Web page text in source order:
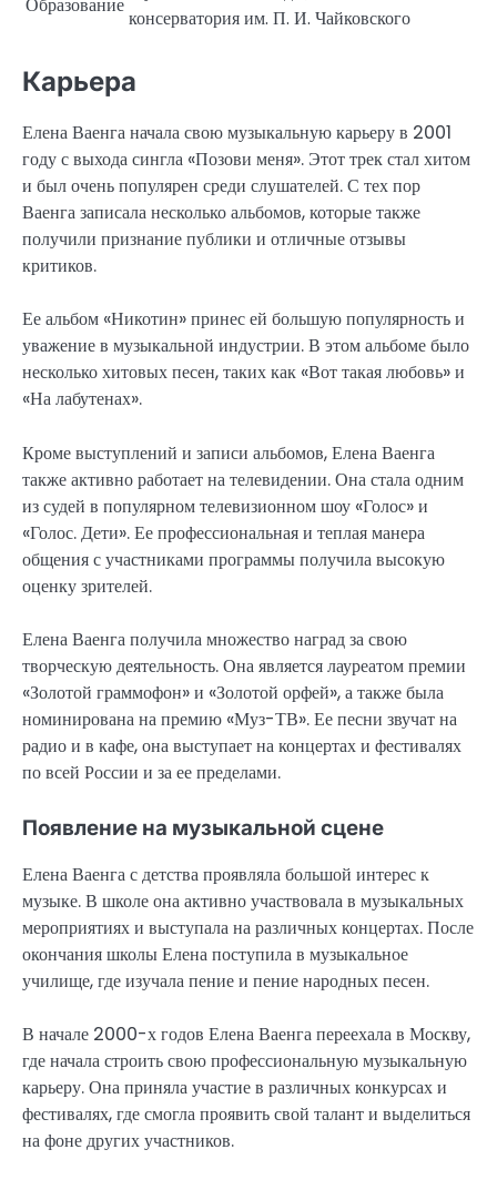
Образование
консерватория им. П. И. Чайковского
Карьера
Елена Ваенга начала свою музыкальную карьеру в 2001
году с выхода сингла «Позови меня». Этот трек стал хитом
и был очень популярен среди слушателей. С тех пор
Ваенга записала несколько альбомов, которые также
получили признание публики и отличные отзывы
критиков.
Ее альбом «Никотин» принес ей большую популярность и
уважение в музыкальной индустрии. В этом альбоме было
несколько хитовых песен, таких как «Вот такая любовь» и
«На лабутенах».
Кроме выступлений и записи альбомов, Елена Ваенга
также активно работает на телевидении. Она стала одним
из судей в популярном телевизионном шоу «Голос» и
«Голос. Дети». Ее профессиональная и теплая манера
общения с участниками программы получила высокую
оценку зрителей.
Елена Ваенга получила множество наград за свою
творческую деятельность. Она является лауреатом премии
«Золотой граммофон» и «Золотой орфей», а также была
номинирована на премию «Муз-ТВ». Ее песни звучат на
радио и в кафе, она выступает на концертах и фестивалях
по всей России и за ее пределами.
Появление на музыкальной сцене
Елена Ваенга с детства проявляла большой интерес к
музыке. В школе она активно участвовала в музыкальных
мероприятиях и выступала на различных концертах. После
окончания школы Елена поступила в музыкальное
училище, где изучала пение и пение народных песен.
В начале 2000-х годов Елена Ваенга переехала в Москву,
где начала строить свою профессиональную музыкальную
карьеру. Она приняла участие в различных конкурсах и
фестивалях, где смогла проявить свой талант и выделиться
на фоне других участников.